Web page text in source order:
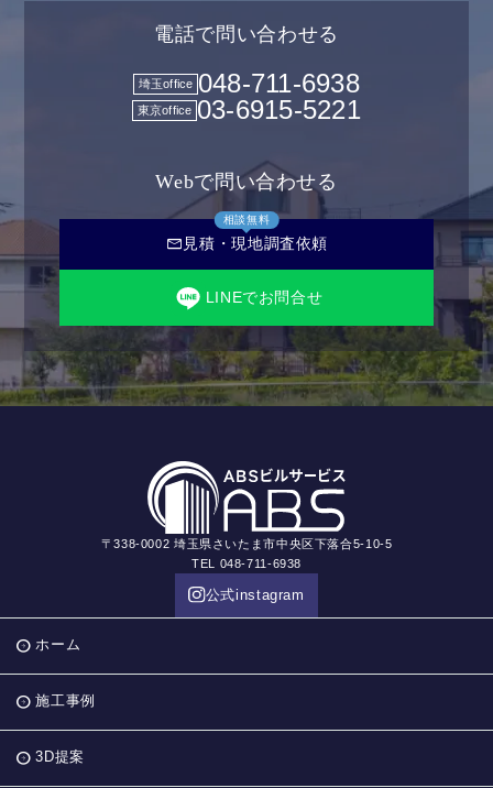
電話で問い合わせる
埼玉office 048-711-6938
東京office 03-6915-5221
Webで問い合わせる
相談無料
mail見積・現地調査依頼
LINEでお問合せ
〒338-0002 埼玉県さいたま市中央区下落合5-10-5
TEL 048-711-6938
公式instagram
ホーム
施工事例
3D提案